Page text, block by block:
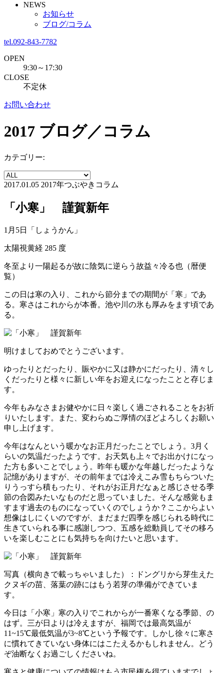
NEWS
お知らせ
ブログ/コラム
tel.092-843-7782
OPEN
9:30～17:30
CLOSE
不定休
お問い合わせ
2017 ブログ／コラム
カテゴリー:
2017.01.05 2017年つぶやきコラム
「小寒」 謹賀新年
1月5日「しょうかん」
太陽視黄経 285 度
冬至より一陽起るが故に陰気に逆らう故益々冷る也（暦便
覧）
この日は寒の入り、これから節分までの期間が「寒」であ
る。寒さはこれからが本番。池や川の氷も厚みをます頃であ
る。
明けましておめでとうございます。
ゆったりとだったり、賑やかに又は静かにだったり、清々し
くだったりと様々に新しい年をお迎えになったことと存じま
す。
今年もみなさまお健やかに日々楽しく過ごされることをお祈
りいたします。また、変わらぬご厚情のほどよろしくお願い
申し上げます。
今年はなんという暖かなお正月だったことでしょう。3月く
らいの気温だったようです。お天気も上々でお出かけになっ
た方も多いことでしょう。昨年も暖かな年越しだったような
記憶がありますが、その前年までは冷えこみ雪もちらついた
りうっすら積もったり、それがお正月だなぁと感じさせる季
節の合図みたいなものだと思っていました。そんな感覚もま
すます過去のものになっていくのでしょうか？ここからよい
想像はしにくいのですが、まだまだ四季を感じられる時代に
生きていられる事に感謝しつつ、五感を総動員してその移ろ
いを楽しむことにも気持ちを向けたいと思います。
写真（横向きで載っちゃいました）：ドングリから芽生えた
クヌギの苗、落葉の跡にはもう若芽の準備ができていま
す。
今日は「小寒」寒の入りでこれからが一番寒くなる季節、の
はず。三が日よりは冷えますが、福岡では最高気温が
11~15℃最低気温が3~8℃という予報です。しかし徐々に寒さ
に慣れてきていない身体にはこたえるかもしれません。どう
ぞ油断なくお過ごしくださいね。